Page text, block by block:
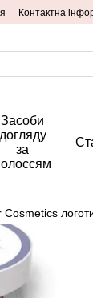
Контактна
Засоби
догляду
за